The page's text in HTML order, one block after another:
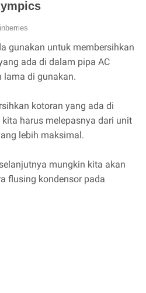
gunakan untuk membersihkan
ada di dalam pipa AC
lama di gunakan.
kotoran yang ada di
harus melepasnya dari unit
lebih maksimal.
mungkin kita akan
flusing kondensor pada